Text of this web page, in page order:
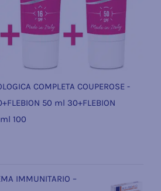
COMPLETA COUPEROSE -
50 ml 30+FLEBION
ml 100
IMMUNITARIO –